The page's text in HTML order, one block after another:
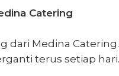
Catering
dari Medina
terus setiap hari.